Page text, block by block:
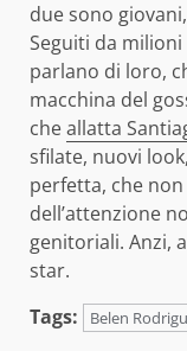
due sono
Seguiti da
parlano di loro,
macchina del
cheallatta
sfilate, nuovi
perfetta, che
dell’attenzione
genitoriali. Anzi,
star.
Tags:
Belen